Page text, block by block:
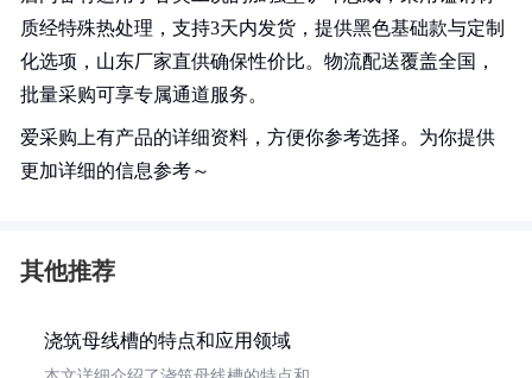
质经特殊热处理，支持3天内发货，提供黑色基础款与定制
化选项，山东厂家直供确保性价比。物流配送覆盖全国，
批量采购可享专属通道服务。
爱采购上有产品的详细资料，方便你参考选择。为你提供
更加详细的信息参考～
其他推荐
浇筑母线槽的特点和应用领域